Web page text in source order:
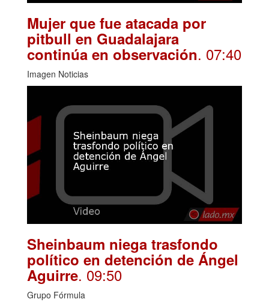
Mujer que fue atacada por
pitbull en Guadalajara
continúa en observación. 07:40
Imagen Noticias
Sheinbaum niega trasfondo
político en detención de Ángel
Aguirre. 09:50
Grupo Fórmula